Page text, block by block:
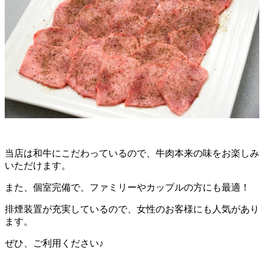
当店は和牛にこだわっているので、牛肉本来の味をお楽しみ
いただけます。
また、個室完備で、ファミリーやカップルの方にも最適！
排煙装置が充実しているので、女性のお客様にも人気があり
ます。
ぜひ、ご利用ください♪